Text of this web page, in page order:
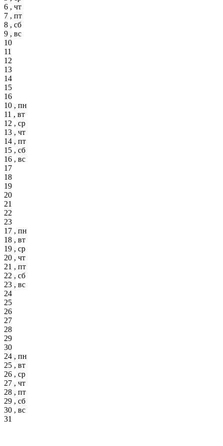
6 , чт
7 , пт
8 , сб
9 , вс
10
11
12
13
14
15
16
10 , пн
11 , вт
12 , ср
13 , чт
14 , пт
15 , сб
16 , вс
17
18
19
20
21
22
23
17 , пн
18 , вт
19 , ср
20 , чт
21 , пт
22 , сб
23 , вс
24
25
26
27
28
29
30
24 , пн
25 , вт
26 , ср
27 , чт
28 , пт
29 , сб
30 , вс
31